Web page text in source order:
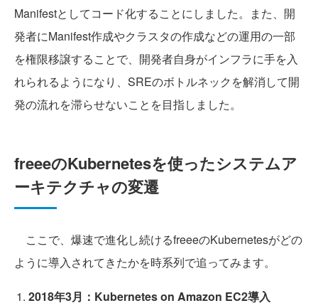
Manifestとしてコード化することにしました。また、開
発者にManifest作成やクラスタの作成などの運用の一部
を権限移譲することで、開発者自身がインフラに手を入
れられるようになり、SREのボトルネックを解消して開
発の流れを滞らせないことを目指しました。
freeeのKubernetesを使ったシステムア
ーキテクチャの変遷
ここで、爆速で進化し続けるfreeeのKubernetesがどの
ように導入されてきたかを時系列で追ってみます。
2018年3月：Kubernetes on Amazon EC2導入